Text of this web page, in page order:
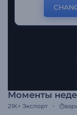
Моменты
21K+ Экспорт